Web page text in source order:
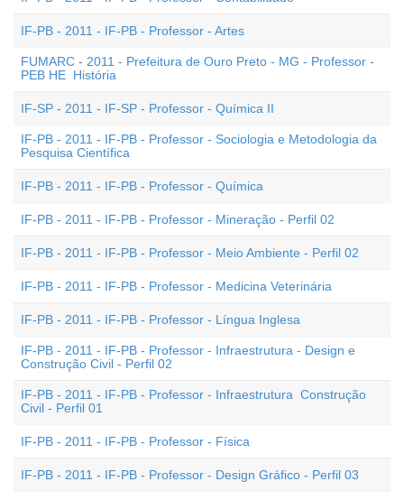
IF-PB - 2011 - IF-PB - Professor - Artes
FUMARC - 2011 - Prefeitura de Ouro Preto - MG - Professor -
PEB HE  História
IF-SP - 2011 - IF-SP - Professor - Química II
IF-PB - 2011 - IF-PB - Professor - Sociologia e Metodologia da
Pesquisa Científica
IF-PB - 2011 - IF-PB - Professor - Química
IF-PB - 2011 - IF-PB - Professor - Mineração - Perfil 02
IF-PB - 2011 - IF-PB - Professor - Meio Ambiente - Perfil 02
IF-PB - 2011 - IF-PB - Professor - Medicina Veterinária
IF-PB - 2011 - IF-PB - Professor - Língua Inglesa
IF-PB - 2011 - IF-PB - Professor - Infraestrutura - Design e
Construção Civil - Perfil 02
IF-PB - 2011 - IF-PB - Professor - Infraestrutura  Construção
Civil - Perfil 01
IF-PB - 2011 - IF-PB - Professor - Física
IF-PB - 2011 - IF-PB - Professor - Design Gráfico - Perfil 03